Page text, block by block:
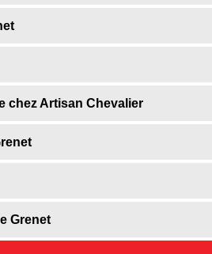
chez Artisan Chevalier
Grenet